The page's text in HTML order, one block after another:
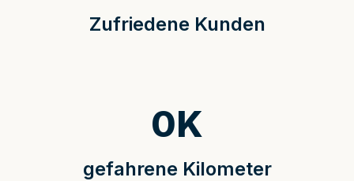
Zufriedene Kunden
gefahrene Kilometer
0K